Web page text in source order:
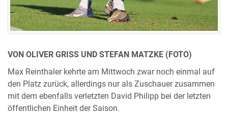
VON OLIVER GRISS UND STEFAN MATZKE (FOTO)
Max Reinthaler kehrte am Mittwoch zwar noch einmal auf
den Platz zurück, allerdings nur als Zuschauer zusammen
mit dem ebenfalls verletzten David Philipp bei der letzten
öffentlichen Einheit der Saison.